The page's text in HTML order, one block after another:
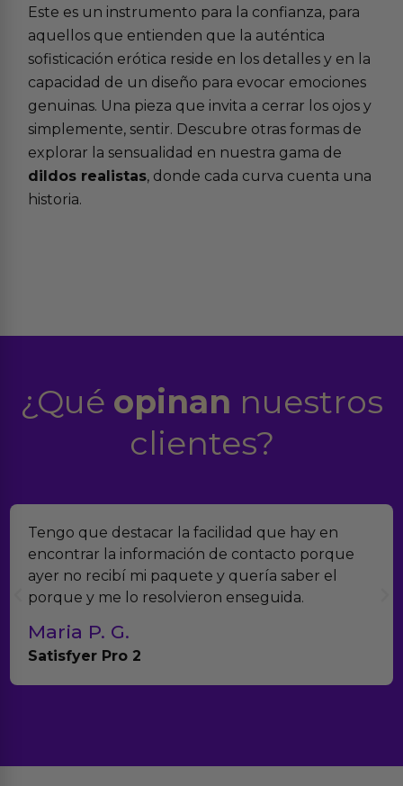
Este es un instrumento para la confianza, para
aquellos que entienden que la auténtica
sofisticación erótica reside en los detalles y en la
capacidad de un diseño para evocar emociones
genuinas. Una pieza que invita a cerrar los ojos y
simplemente, sentir. Descubre otras formas de
explorar la sensualidad en nuestra gama de
dildos realistas, donde cada curva cuenta una
historia.
¿Qué opinan nuestros
clientes?
Tengo que destacar la facilidad que hay en
encontrar la información de contacto porque
ayer no recibí mi paquete y quería saber el
porque y me lo resolvieron enseguida.
Maria P. G.
Satisfyer Pro 2